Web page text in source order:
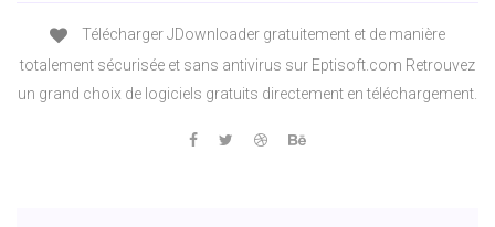
Télécharger JDownloader gratuitement et de manière
totalement sécurisée et sans antivirus sur Eptisoft.com Retrouvez
un grand choix de logiciels gratuits directement en téléchargement.